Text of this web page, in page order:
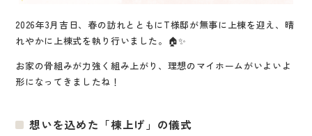
2026年3月吉日、春の訪れとともにT様邸が無事に上棟を迎え、晴
れやかに上棟式を執り行いました。🏠✨
お家の骨組みが力強く組み上がり、理想のマイホームがいよいよ
形になってきましたね！
想いを込めた「棟上げ」の儀式